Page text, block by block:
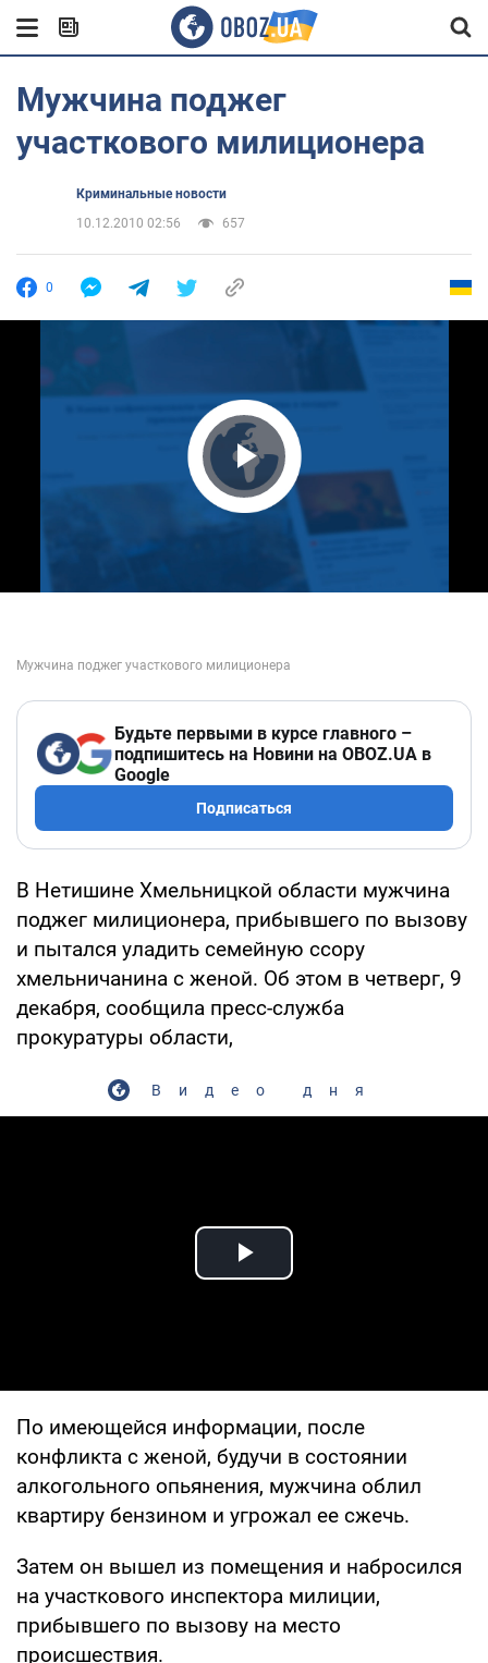
Мужчина поджег
участкового милиционера
Криминальные новости
10.12.2010 02:56
657
0
Play Video
Будьте первыми в курсе главного –
подпишитесь на Новини на OBOZ.UA в
Google
Подписаться
В Нетишине Хмельницкой области мужчина
поджег милиционера, прибывшего по вызову
и пытался уладить семейную ссору
хмельничанина с женой. Об этом в четверг, 9
декабря, сообщила пресс-служба
прокуратуры области,
Видео дня
Play Video
По имеющейся информации, после
конфликта с женой, будучи в состоянии
алкогольного опьянения, мужчина облил
квартиру бензином и угрожал ее сжечь.
Затем он вышел из помещения и набросился
на участкового инспектора милиции,
прибывшего по вызову на место
происшествия.